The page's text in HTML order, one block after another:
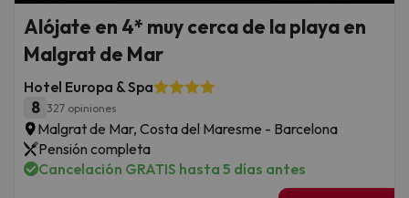
Alójate en 4* muy cerca de la playa en
Malgrat de Mar
Hotel Europa & Spa
8 327 opiniones
Malgrat de Mar, Costa del Maresme - Barcelona
Pensión completa
Cancelación GRATIS hasta 5 días antes